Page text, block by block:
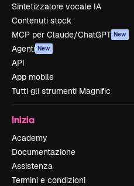
Sintetizzatore vocale IA
Contenuti stock
MCP per Claude/ChatGPT New
Agenti New
API
App mobile
Tutti gli strumenti Magnific
Inizia
Academy
Documentazione
Assistenza
Termini e condizioni